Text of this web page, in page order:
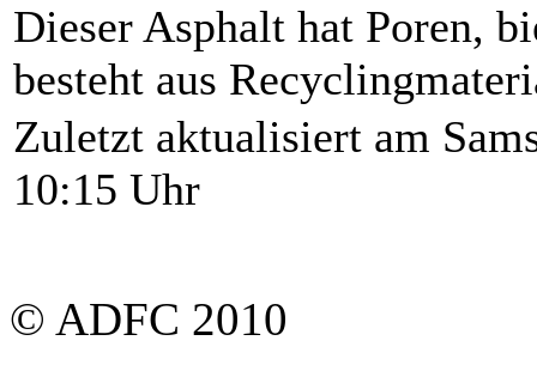
Dieser Asphalt hat Poren,
besteht aus
Zuletzt aktualisiert am
10:15 Uhr
© ADFC 2010